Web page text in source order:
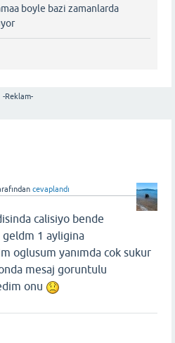
boyle bazi zamanlarda
-Reklam-
cevaplandı
calisiyo bende
1 ayligina
oglusum yanımda cok sukur
mesaj goruntulu
onu